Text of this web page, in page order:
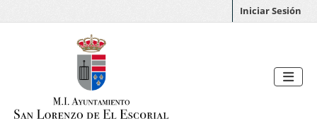
Iniciar Sesión